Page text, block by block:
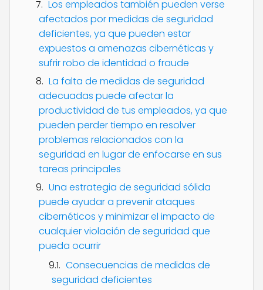
Los empleados también pueden verse
afectados por medidas de seguridad
deficientes, ya que pueden estar
expuestos a amenazas cibernéticas y
sufrir robo de identidad o fraude
La falta de medidas de seguridad
adecuadas puede afectar la
productividad de tus empleados, ya que
pueden perder tiempo en resolver
problemas relacionados con la
seguridad en lugar de enfocarse en sus
tareas principales
Una estrategia de seguridad sólida
puede ayudar a prevenir ataques
cibernéticos y minimizar el impacto de
cualquier violación de seguridad que
pueda ocurrir
Consecuencias de medidas de
seguridad deficientes